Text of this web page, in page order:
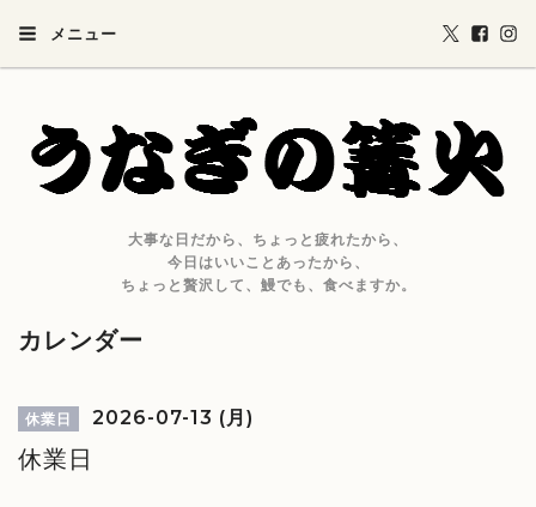
メニュー
大事な日だから、ちょっと疲れたから、
今日はいいことあったから、
ちょっと贅沢して、鰻でも、食べますか。
カレンダー
休業日 2026-07-13 (月)
休業日